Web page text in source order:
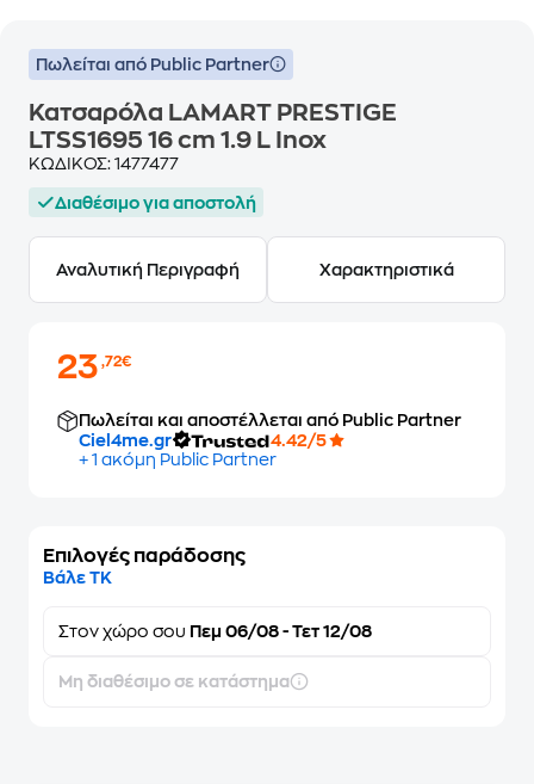
Πωλείται από Public Partner
Κατσαρόλα LAMART PRESTIGE
LTSS1695 16 cm 1.9 L Inox
ΚΩΔΙΚΟΣ: 1477477
Διαθέσιμο για αποστολή
Αναλυτική Περιγραφή Χαρακτηριστικά
23,72€
Πωλείται και αποστέλλεται από Public Partner
Ciel4me.gr
4.42/5
+ 1 ακόμη Public Partner
Επιλογές παράδοσης
Βάλε ΤΚ
Στον χώρο σου Πεμ 06/08 - Τετ 12/08
Μη διαθέσιμο σε κατάστημα